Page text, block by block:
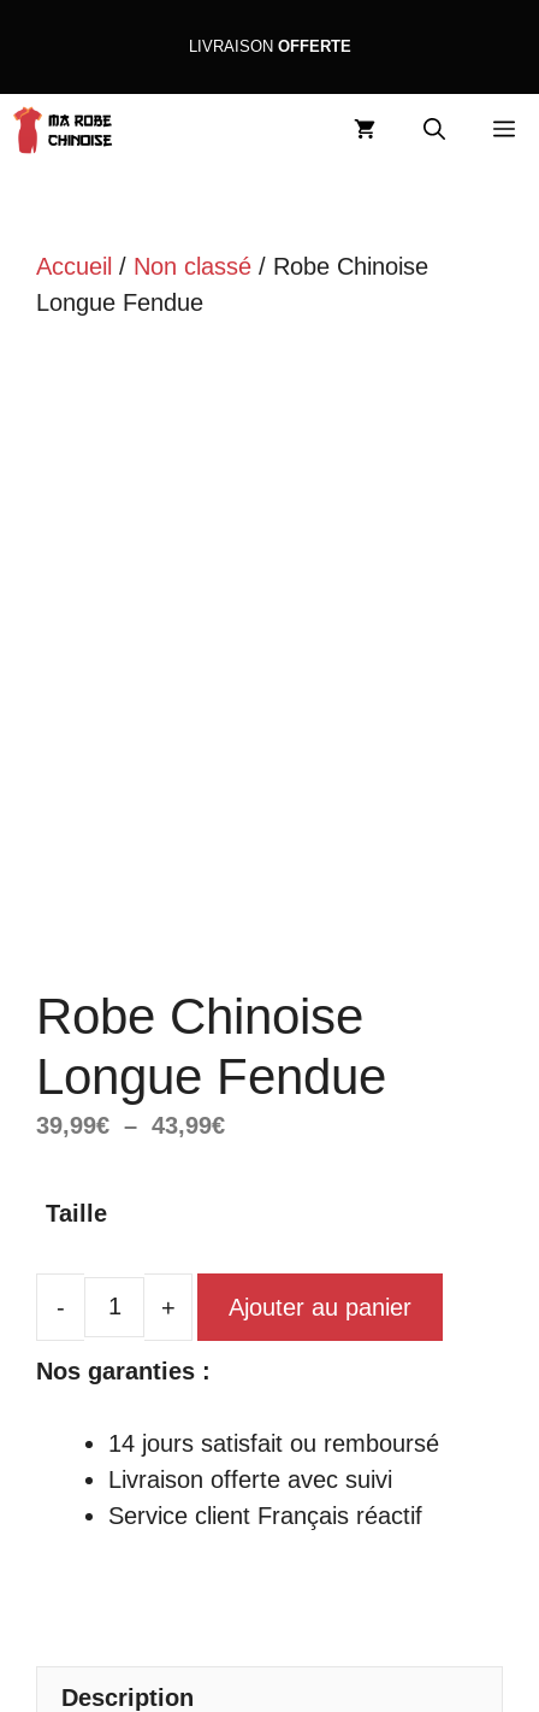
contenu
LIVRAISON OFFERTE
Accueil / Non classé / Robe Chinoise
Longue Fendue
Robe Chinoise
Longue Fendue
39,99€ – 43,99€Plage
à
43,99€
Taille
quantité
Chinoise
Longue
Fendue
Ajouter au panier
Nos garanties :
14 jours satisfait ou remboursé
Livraison offerte avec suivi
Service client Français réactif
Description